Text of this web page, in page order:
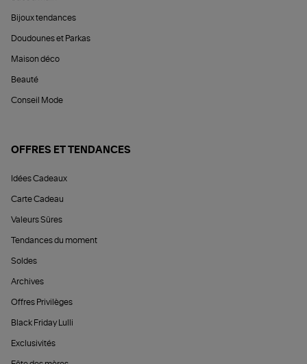
Bijoux tendances
Doudounes et Parkas
Maison déco
Beauté
Conseil Mode
OFFRES ET TENDANCES
Idées Cadeaux
Carte Cadeau
Valeurs Sûres
Tendances du moment
Soldes
Archives
Offres Privilèges
Black Friday Lulli
Exclusivités